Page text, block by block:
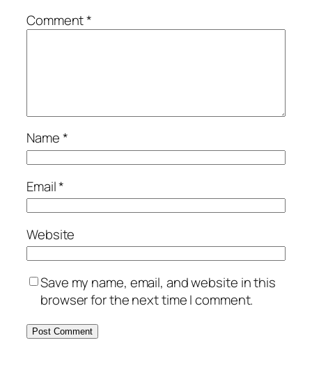
Comment*
Name*
Email*
Website
Save my name, email, and website in this
browser for the next time I comment.